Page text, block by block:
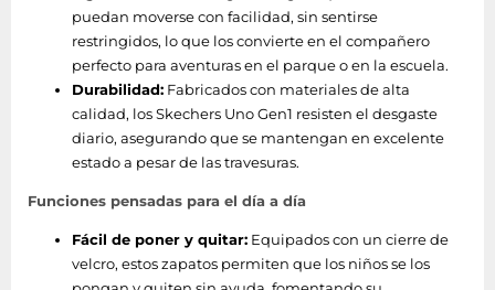
puedan moverse con facilidad, sin sentirse
restringidos, lo que los convierte en el compañero
perfecto para aventuras en el parque o en la escuela.
Durabilidad: Fabricados con materiales de alta
calidad, los Skechers Uno Gen1 resisten el desgaste
diario, asegurando que se mantengan en excelente
estado a pesar de las travesuras.
Funciones pensadas para el día a día
Fácil de poner y quitar: Equipados con un cierre de
velcro, estos zapatos permiten que los niños se los